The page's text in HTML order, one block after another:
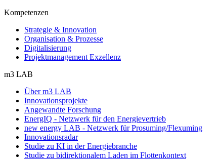
Kompetenzen
Strategie & Innovation
Organisation & Prozesse
Digitalisierung
Projektmanagement Exzellenz
m3 LAB
Über m3 LAB
Innovationsprojekte
Angewandte Forschung
EnergIQ - Netzwerk für den Energievertrieb
new energy LAB - Netzwerk für Prosuming/Flexuming
Innovationsradar
Studie zu KI in der Energiebranche
Studie zu bidirektionalem Laden im Flottenkontext